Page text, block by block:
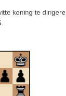
koning te